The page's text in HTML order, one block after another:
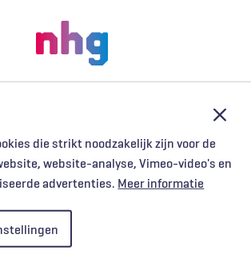
die strikt noodzakelijk zijn voor de
website-analyse, Vimeo-video's en
advertenties. Meer informatie